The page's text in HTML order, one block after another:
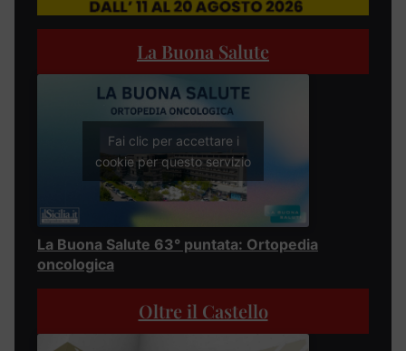
La Buona Salute
Fai clic per accettare i
cookie per questo servizio
La Buona Salute 63° puntata: Ortopedia
oncologica
Oltre il Castello